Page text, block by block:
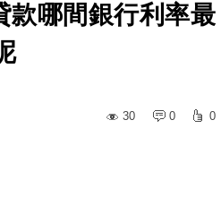
款哪間銀行利率最
30
0 0